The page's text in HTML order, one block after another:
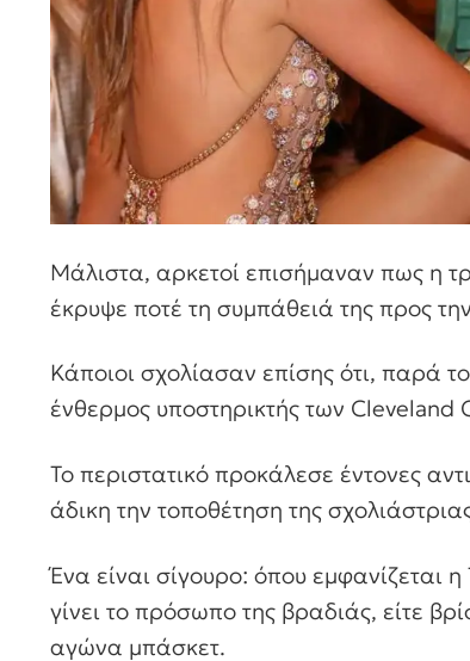
Μάλιστα, αρκετοί επισήμαναν πως η
έκρυψε ποτέ τη συμπάθειά της προς
Κάποιοι σχολίασαν επίσης ότι, παρά
ένθερμος υποστηρικτής των
Το περιστατικό προκάλεσε έντονες
άδικη την τοποθέτηση της
Ένα είναι σίγουρο: όπου εμφανίζεται
γίνει το πρόσωπο της βραδιάς, είτε
αγώνα μπάσκετ.